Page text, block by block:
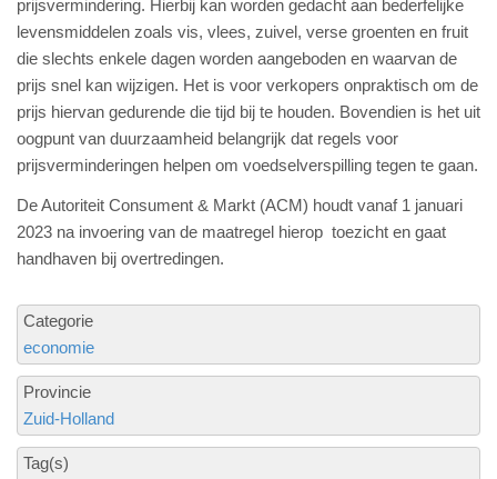
prijsvermindering. Hierbij kan worden gedacht aan bederfelijke
levensmiddelen zoals vis, vlees, zuivel, verse groenten en fruit
die slechts enkele dagen worden aangeboden en waarvan de
prijs snel kan wijzigen. Het is voor verkopers onpraktisch om de
prijs hiervan gedurende die tijd bij te houden. Bovendien is het uit
oogpunt van duurzaamheid belangrijk dat regels voor
prijsverminderingen helpen om voedselverspilling tegen te gaan.
De Autoriteit Consument & Markt (ACM) houdt vanaf 1 januari
2023 na invoering van de maatregel hierop toezicht en gaat
handhaven bij overtredingen.
Categorie
economie
Provincie
Zuid-Holland
Tag(s)